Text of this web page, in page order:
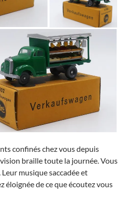
confinés chez vous depuis
braille toute la journée. Vous
musique saccadée et
éloignée de ce que écoutez vous